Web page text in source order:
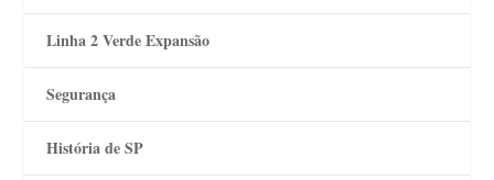
Linha 2 Verde Expansão
Segurança
História de SP